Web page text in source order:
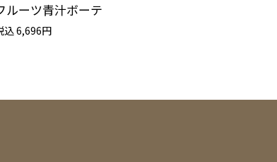
ルーツ青汁ボーテ
込 6,696円